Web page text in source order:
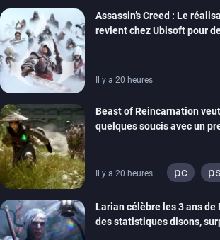
Assassin’s Creed : Le
revient chez Ubisoft pour
Il y a 20 heures
Beast of Reincarnation
quelques soucis avec un
Il y a 20 heures pc
Larian célèbre les 3 ans de
des statistiques disons,